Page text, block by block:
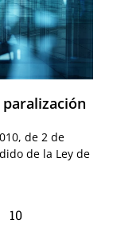
de 2 de
de la Ley de
10